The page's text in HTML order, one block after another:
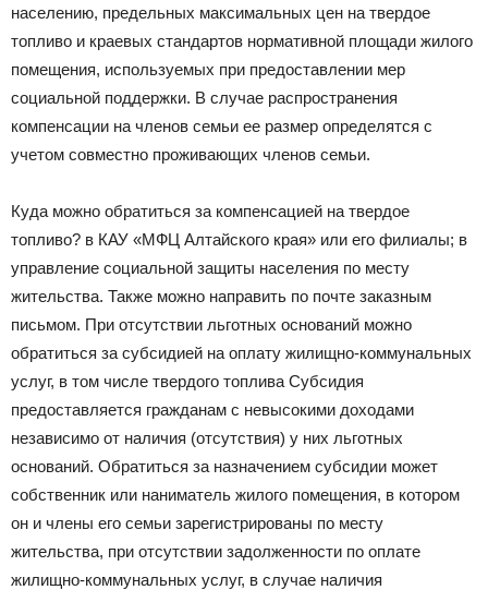
населению, предельных максимальных цен на твердое
топливо и краевых стандартов нормативной площади жилого
помещения, используемых при предоставлении мер
социальной поддержки. В случае распространения
компенсации на членов семьи ее размер определятся с
учетом совместно проживающих членов семьи.
Куда можно обратиться за компенсацией на твердое
топливо? в КАУ «МФЦ Алтайского края» или его филиалы; в
управление социальной защиты населения по месту
жительства. Также можно направить по почте заказным
письмом. При отсутствии льготных оснований можно
обратиться за субсидией на оплату жилищно-коммунальных
услуг, в том числе твердого топлива Субсидия
предоставляется гражданам с невысокими доходами
независимо от наличия (отсутствия) у них льготных
оснований. Обратиться за назначением субсидии может
собственник или наниматель жилого помещения, в котором
он и члены его семьи зарегистрированы по месту
жительства, при отсутствии задолженности по оплате
жилищно-коммунальных услуг, в случае наличия